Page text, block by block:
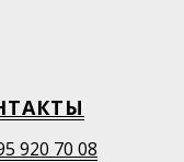
920 70 08